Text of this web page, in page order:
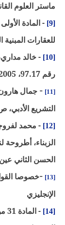
العلوم
- المادة الأولى
المبنية
- خالد مداري،
2005.
-جمال هارون،
الأدبي، ص7.
- محمد لفروجي،
أطروحة
الثاني عين
-خصوصا القوانين
- المادة 31 من القانون رقم